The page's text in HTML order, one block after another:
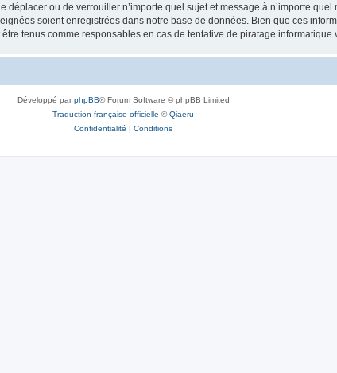
ou de verrouiller n’importe quel sujet et message à n’importe
soient enregistrées dans notre base de données. Bien que ces
tenus comme responsables en cas de tentative de piratage informatique
Développé parphpBB® Forum Software © phpBB Limited
Traduction française officielle ©Qiaeru
Confidentialité | Conditions